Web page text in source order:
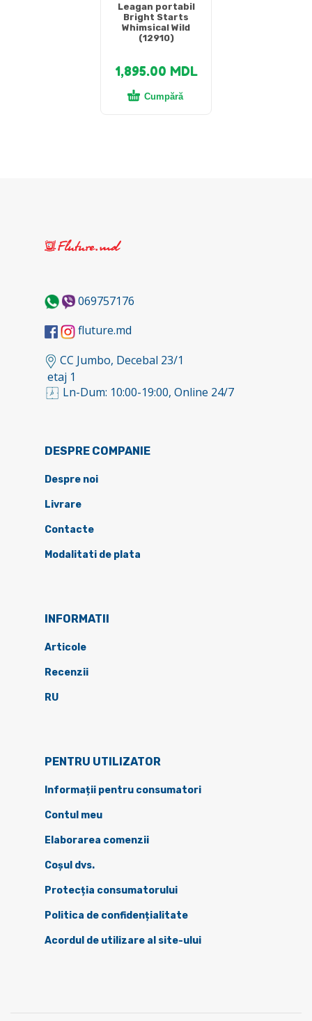
Leagan portabil
Bright Starts
Whimsical Wild
(12910)
1,895.00 MDL
Cumpără
069757176
fluture.md
CC Jumbo, Decebal 23/1
etaj 1
Ln-Dum: 10:00-19:00, Online 24/7
DESPRE COMPANIE
Despre noi
Livrare
Contacte
Modalitati de plata
INFORMATII
Articole
Recenzii
RU
PENTRU UTILIZATOR
Informații pentru consumatori
Contul meu
Elaborarea comenzii
Coșul dvs.
Protecția consumatorului
Politica de confidențialitate
Acordul de utilizare al site-ului